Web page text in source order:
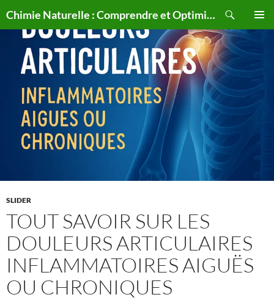
au
contenu
Chimie Naturelle : Comprendre et Optimiser le Corps Humain Naturellement
SLIDER
TOUT SAVOIR SUR LES
DOULEURS ARTICULAIRES
INFLAMMATOIRES AIGUËS
OU CHRONIQUES